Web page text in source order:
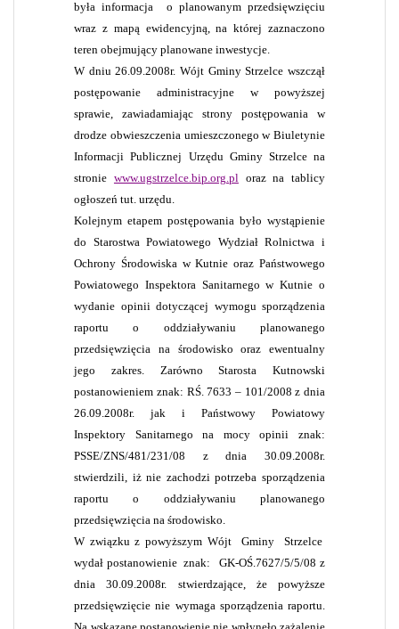
była informacja
o planowanym przedsięwzięciu
wraz z mapą ewidencyjną, na której zaznaczono
teren obejmujący planowane inwestycje.
W dniu 26.09.2008r. Wójt Gminy Strzelce wszczął
postępowanie administracyjne w powyższej
sprawie, zawiadamiając strony postępowania w
drodze obwieszczenia umieszczonego w Biuletynie
Informacji Publicznej Urzędu Gminy Strzelce na
stronie www.ugstrzelce.bip.org.pl oraz na tablicy
ogłoszeń tut. urzędu.
Kolejnym etapem postępowania było wystąpienie
do Starostwa Powiatowego Wydział Rolnictwa i
Ochrony Środowiska w Kutnie oraz Państwowego
Powiatowego Inspektora Sanitarnego w Kutnie o
wydanie opinii dotyczącej wymogu sporządzenia
raportu o oddziaływaniu planowanego
przedsięwzięcia na środowisko oraz ewentualny
jego zakres. Zarówno Starosta Kutnowski
postanowieniem znak: RŚ. 7633 – 101/2008 z dnia
26.09.2008r. jak i Państwowy Powiatowy
Inspektory Sanitarnego na mocy opinii znak:
PSSE/ZNS/481/231/08 z dnia 30.09.2008r.
stwierdzili, iż nie zachodzi potrzeba sporządzenia
raportu o oddziaływaniu planowanego
przedsięwzięcia na środowisko.
W związku z powyższym Wójt
Gminy
Strzelce
wydał postanowienie znak:
GK-OŚ.7627/5/5/08 z
dnia 30.09.2008r. stwierdzające, że powyższe
przedsięwzięcie nie wymaga sporządzenia raportu.